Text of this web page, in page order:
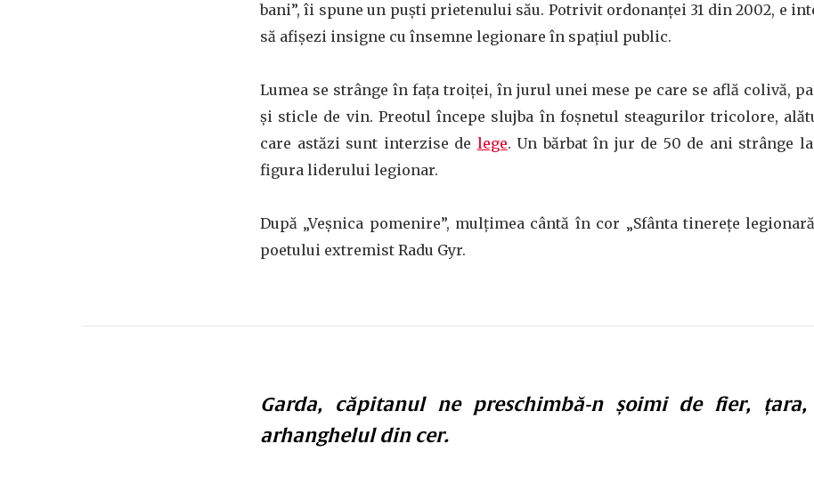
bani”, îi spune un puști prietenului său. Potrivit ordonanței 31 din 2002, e
să afișezi insigne cu însemne legionare în spațiul public.
Lumea se strânge în fața troiței, în jurul unei mese pe care se află colivă,
și sticle de vin. Preotul începe slujba în foșnetul steagurilor tricolore,
care astăzi sunt interzise de lege. Un bărbat în jur de 50 de ani strânge
figura liderului legionar.
După „Veșnica pomenire”, mulțimea cântă în cor „Sfânta tinerețe
poetului extremist Radu Gyr.
Garda, căpitanul ne preschimbă-n șoimi de fier,
arhanghelul din cer.